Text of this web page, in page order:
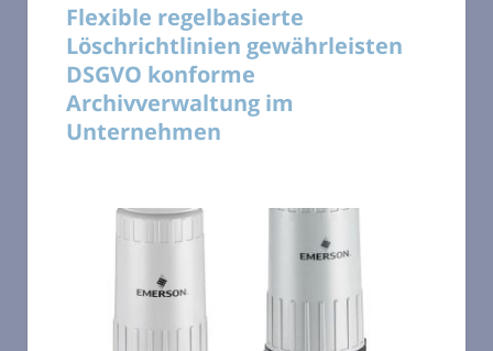
Flexible regelbasierte
Löschrichtlinien gewährleisten
DSGVO konforme
Archivverwaltung im
Unternehmen